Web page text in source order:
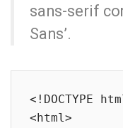
sans-serif
Sans’.
<!DOCTYPE
<html>